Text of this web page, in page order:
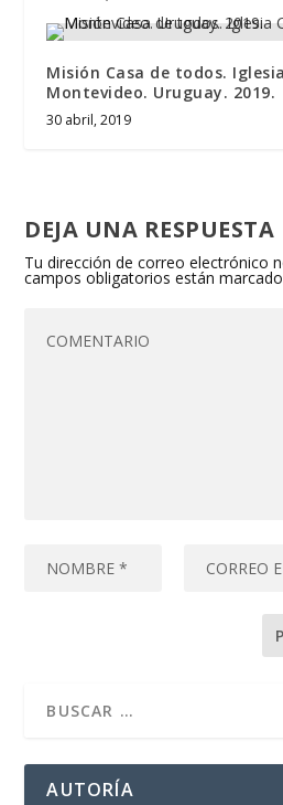
Misión Casa de todos.
Montevideo. Uruguay. 2019.
30 abril, 2019
DEJA UNA RESPUESTA
Tu dirección de correo electrónico
campos obligatorios están
AUTORÍA